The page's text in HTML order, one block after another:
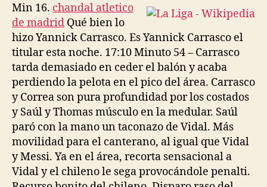
Min 16. chandal atletico
de madrid Qué bien lo
hizo Yannick Carrasco. Es Yannick Carrasco el
titular esta noche. 17:10 Minuto 54 – Carrasco
tarda demasiado en ceder el balón y acaba
perdiendo la pelota en el pico del área. Carrasco
y Correa son pura profundidad por los costados
y Saúl y Thomas músculo en la medular. Saúl
paró con la mano un taconazo de Vidal. Más
movilidad para el canterano, al igual que Vidal
y Messi. Ya en el área, recorta sensacional a
Vidal y el chileno le sega provocándole penalti.